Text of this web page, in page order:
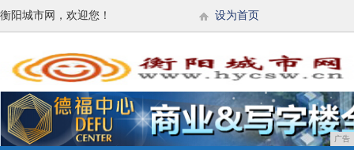
衡阳城市网，欢迎您！ 设为首页
广告